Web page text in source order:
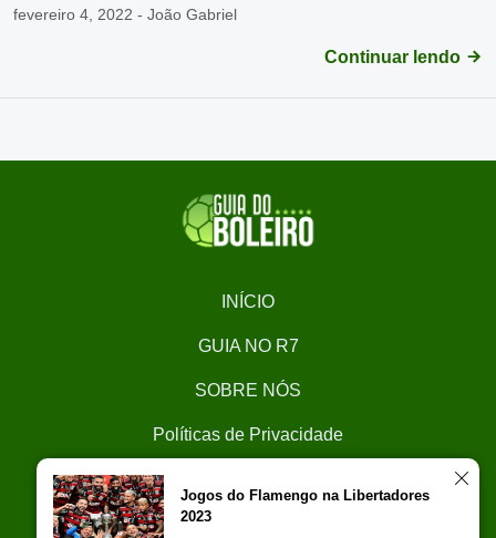
fevereiro 4, 2022 - João Gabriel
Continuar lendo
INÍCIO
GUIA NO R7
SOBRE NÓS
Políticas de Privacidade
Trabalhe Conosco
Jogos do Flamengo na Libertadores
2023